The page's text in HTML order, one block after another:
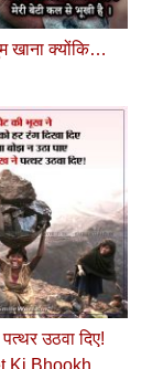
खाना क्योंकि…
उठवा दिए!
Ki Bhookh